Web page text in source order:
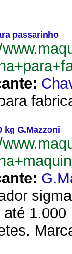
passarinho
kg G.Mazzoni
até